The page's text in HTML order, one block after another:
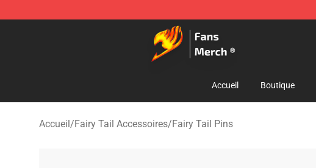
Fairy Tail Store - Official Fairy Tail Merchandise Shop
Accueil Boutique
Accueil/Fairy Tail Accessoires/Fairy Tail Pins